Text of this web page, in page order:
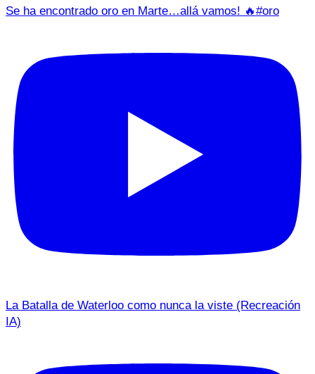
Se ha encontrado oro en Marte…allá vamos! 🔥#oro
La Batalla de Waterloo como nunca la viste (Recreación
IA)